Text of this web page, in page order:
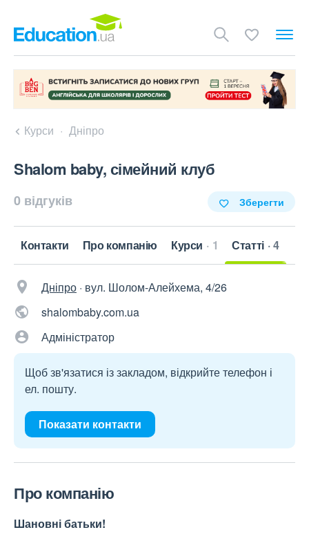
Курси Дніпро
Shalom baby, сімейний клуб
0 відгуків Зберегти
Контакти Про компанію Курси 1 Статті 4
Дніпро · вул. Шолом-Алейхема, 4/26
shalombaby.com.ua
Адміністратор
Щоб зв'язатися із закладом, відкрийте телефон і
ел. пошту.
Показати контакти
Про компанію
Шановні батьки!